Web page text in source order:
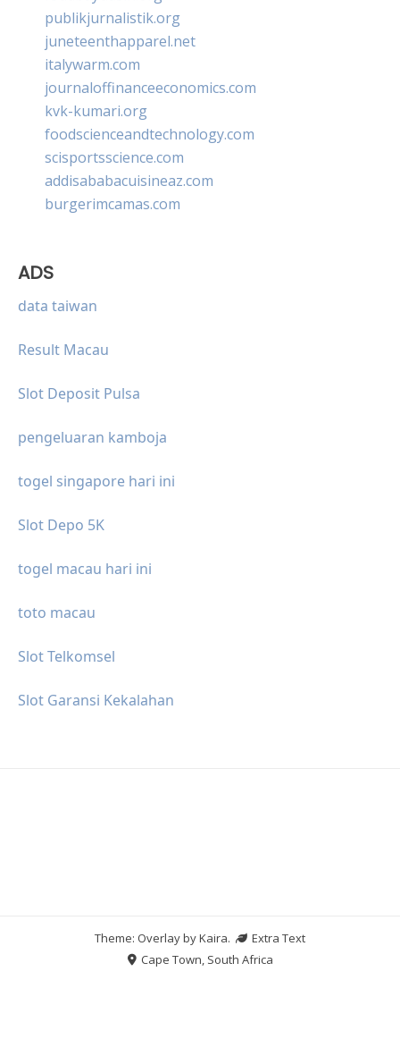
publikjurnalistik.org
juneteenthapparel.net
italywarm.com
journaloffinanceeconomics.com
kvk-kumari.org
foodscienceandtechnology.com
scisportsscience.com
addisababacuisineaz.com
burgerimcamas.com
ADS
data taiwan
Result Macau
Slot Deposit Pulsa
pengeluaran kamboja
togel singapore hari ini
Slot Depo 5K
togel macau hari ini
toto macau
Slot Telkomsel
Slot Garansi Kekalahan
Theme: Overlay byKaira.
Extra Text
Cape Town, South Africa